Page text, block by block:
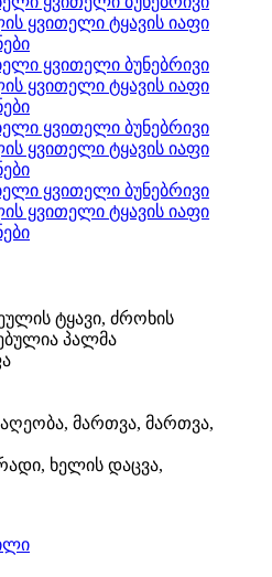
ტყავი, ძროხის
პალმა
მართვა, მართვა,
ხელის დაცვა,